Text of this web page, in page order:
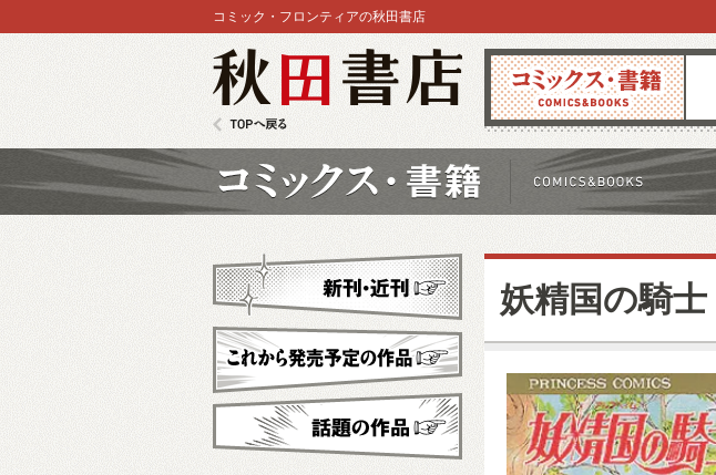
コミックス 雑誌
コミック・フロンティアの秋田書店
妖精国の騎士
新刊・近刊
これから発売予定